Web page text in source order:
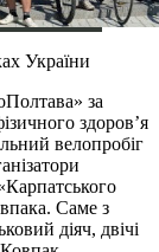
України
за
здоров’я
велопробіг
Саме з
діяч, двічі